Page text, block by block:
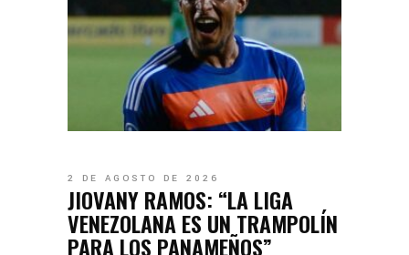
2 DE AGOSTO DE 2026
JIOVANY RAMOS: “LA LIGA
VENEZOLANA ES UN TRAMPOLÍN
PARA LOS PANAMEÑOS”